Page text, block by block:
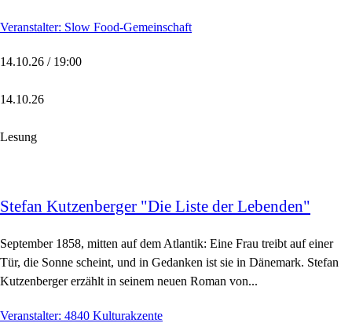
Veranstalter: Slow Food-Gemeinschaft
14.10.26 / 19:00
14.10.26
Lesung
Stefan Kutzenberger "Die Liste der Lebenden"
September 1858, mitten auf dem Atlantik: Eine Frau treibt auf einer
Tür, die Sonne scheint, und in Gedanken ist sie in Dänemark. Stefan
Kutzenberger erzählt in seinem neuen Roman von...
Veranstalter: 4840 Kulturakzente